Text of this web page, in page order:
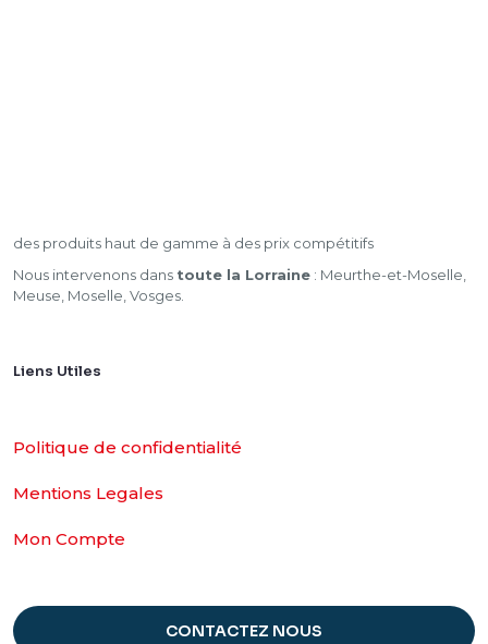
des produits haut de gamme à des prix compétitifs
Nous intervenons dans toute la Lorraine : Meurthe-et-Moselle,
Meuse, Moselle, Vosges.
Liens Utiles
Politique de confidentialité
Mentions Legales
Mon Compte
CONTACTEZ NOUS